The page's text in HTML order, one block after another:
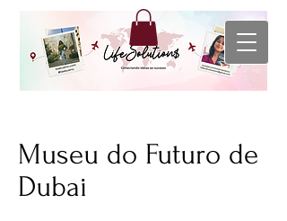
Museu do Futuro de
Dubai